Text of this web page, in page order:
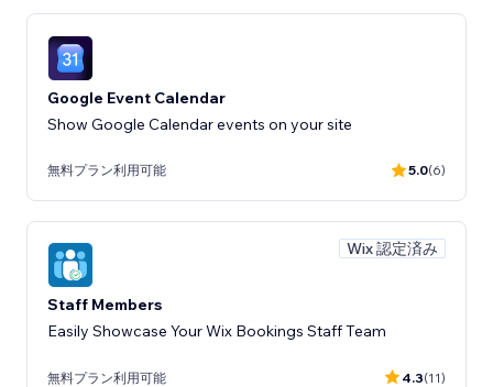
Google Event Calendar
Show Google Calendar events on your site
無料プラン利用可能 5.0(6)
Wix 認定済み
Staff Members
Easily Showcase Your Wix Bookings Staff Team
無料プラン利用可能 4.3(11)